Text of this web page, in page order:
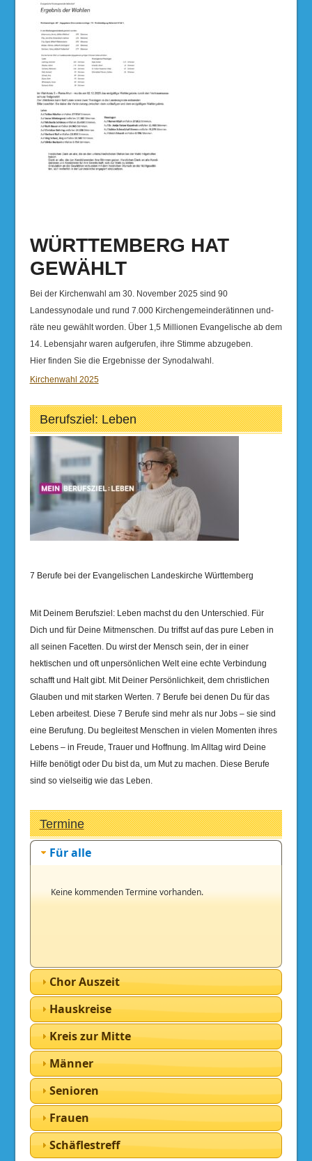
WÜRTTEMBERG HAT
GEWÄHLT
Bei der Kirchenwahl am 30. November 2025 sind 90
Landessynodale und rund 7.000 Kirchengemeinderätinnen und-
räte neu gewählt worden. Über 1,5 Millionen Evangelische ab dem
14. Lebensjahr waren aufgerufen, ihre Stimme abzugeben.
Hier finden Sie die Ergebnisse der Synodalwahl.
Kirchenwahl 2025
Berufsziel: Leben
7 Berufe bei der Evangelischen Landeskirche Württemberg
Mit Deinem Berufsziel: Leben machst du den Unterschied. Für
Dich und für Deine Mitmenschen. Du triffst auf das pure Leben in
all seinen Facetten. Du wirst der Mensch sein, der in einer
hektischen und oft unpersönlichen Welt eine echte Verbindung
schafft und Halt gibt. Mit Deiner Persönlichkeit, dem christlichen
Glauben und mit starken Werten. 7 Berufe bei denen Du für das
Leben arbeitest. Diese 7 Berufe sind mehr als nur Jobs – sie sind
eine Berufung. Du begleitest Menschen in vielen Momenten ihres
Lebens – in Freude, Trauer und Hoffnung. Im Alltag wird Deine
Hilfe benötigt oder Du bist da, um Mut zu machen. Diese Berufe
sind so vielseitig wie das Leben.
Termine
Für alle
Keine kommenden Termine vorhanden.
Chor Auszeit
Hauskreise
Kreis zur Mitte
Männer
Senioren
Frauen
Schäflestreff